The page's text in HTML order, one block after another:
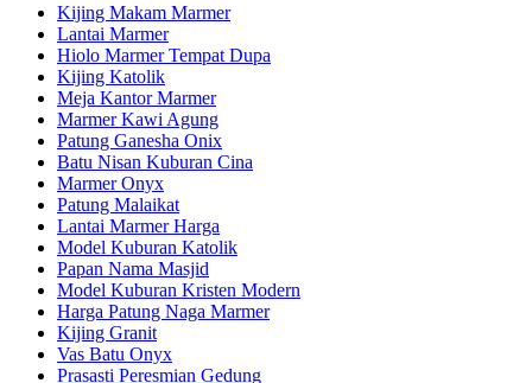
Kijing Makam Marmer
Lantai Marmer
Hiolo Marmer Tempat Dupa
Kijing Katolik
Meja Kantor Marmer
Marmer Kawi Agung
Patung Ganesha Onix
Batu Nisan Kuburan Cina
Marmer Onyx
Patung Malaikat
Lantai Marmer Harga
Model Kuburan Katolik
Papan Nama Masjid
Model Kuburan Kristen Modern
Harga Patung Naga Marmer
Kijing Granit
Vas Batu Onyx
Prasasti Peresmian Gedung